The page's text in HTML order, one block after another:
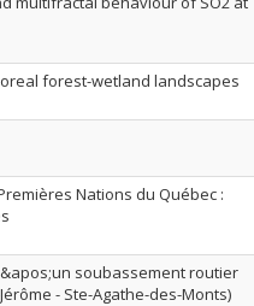
forest-wetland landscapes
Nations du Québec :
soubassement routier
- Ste-Agathe-des-Monts)